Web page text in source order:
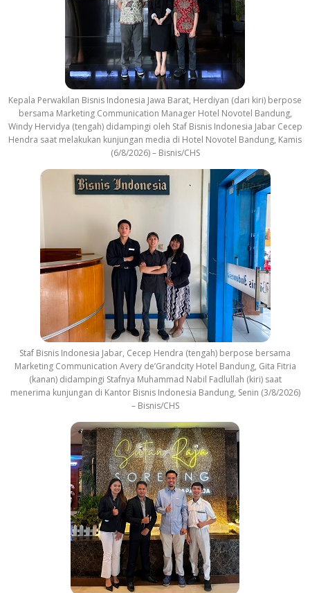
Kepala Perwakilan Bisnis Indonesia Jawa Barat, Herdiyan (dari kiri) berpose
bersama Marketing Communication Manager Hotel Novotel Bandung,
Windy Hervidya (tengah) didampingi oleh Staf Bisnis Indonesia Jabar Cecep
Hendra saat melakukan kunjungan media di Hotel Novotel Bandung, Kamis
(6/8/2026) – Bisnis/CHS
Staf Bisnis Indonesia Jabar, Cecep Hendra (tengah) berpose bersama
Marketing Communication Avery de’Grandcity Hotel Bandung, Gita Fitria
(kanan) didampingi Stafnya Muhammad Nabil Fadlullah (kiri) saat
menerima kunjungan di Kantor Bisnis Indonesia Bandung, Senin (3/8/2026)
– Bisnis/CHS